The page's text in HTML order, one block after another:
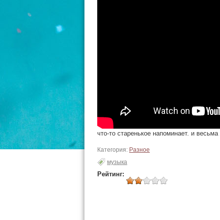
что-то старенькое напоминает. и весьма
Категория: Разное
музыка
Рейтинг: